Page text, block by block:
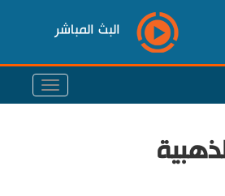
البث المباشر